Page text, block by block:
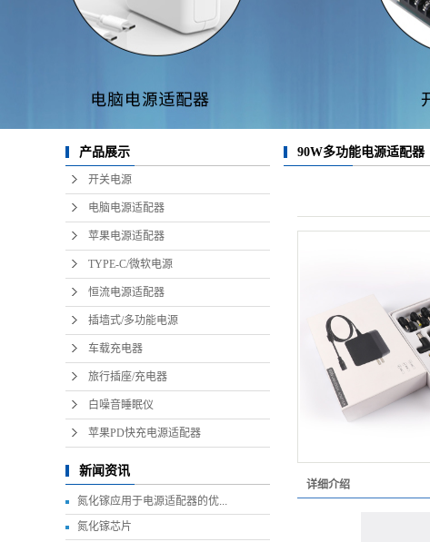
产品展示
开关电源
电脑电源适配器
苹果电源适配器
TYPE-C/微软电源
恒流电源适配器
插墙式/多功能电源
车载充电器
旅行插座/充电器
白噪音睡眠仪
苹果PD快充电源适配器
新闻资讯
氮化镓应用于电源适配器的优...
氮化镓芯片
90W多功能电源适配器
详细介绍